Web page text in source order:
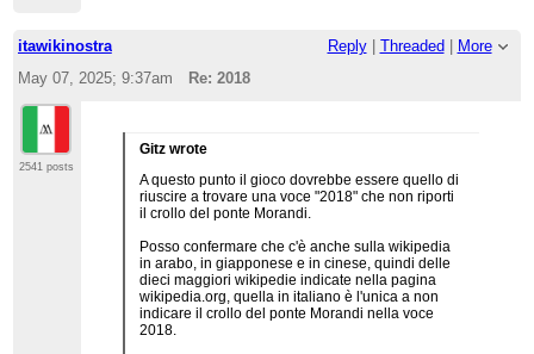
itawikinostra Reply| Threaded
More
May 07, 2025; 9:37am
Re: 2018
2541 posts
Gitz wrote
A questo punto il gioco dovrebbe essere quello di
riuscire a trovare una voce "2018" che non riporti
il crollo del ponte Morandi.
Posso confermare che c'è anche sulla wikipedia
in arabo, in giapponese e in cinese, quindi delle
dieci maggiori wikipedie indicate nella pagina
wikipedia.org, quella in italiano è l'unica a non
indicare il crollo del ponte Morandi nella voce
2018.